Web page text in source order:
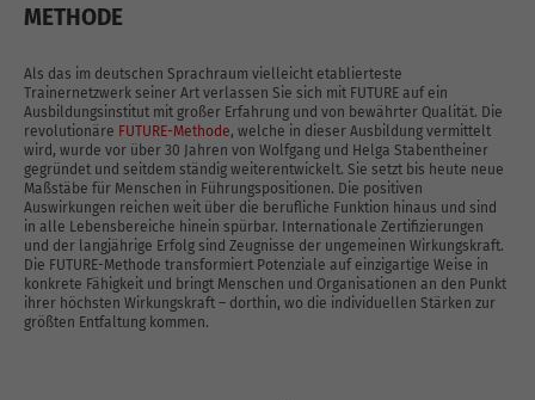
METHODE
Als das im deutschen Sprachraum vielleicht etablierteste
Trainernetzwerk seiner Art verlassen Sie sich mit FUTURE auf ein
Ausbildungsinstitut mit großer Erfahrung und von bewährter Qualität. Die
revolutionäre FUTURE-Methode, welche in dieser Ausbildung vermittelt
wird, wurde vor über 30 Jahren von Wolfgang und Helga Stabentheiner
gegründet und seitdem ständig weiterentwickelt. Sie setzt bis heute neue
Maßstäbe für Menschen in Führungspositionen. Die positiven
Auswirkungen reichen weit über die berufliche Funktion hinaus und sind
in alle Lebensbereiche hinein spürbar. Internationale Zertifizierungen
und der langjährige Erfolg sind Zeugnisse der ungemeinen Wirkungskraft.
Die FUTURE-Methode transformiert Potenziale auf einzigartige Weise in
konkrete Fähigkeit und bringt Menschen und Organisationen an den Punkt
ihrer höchsten Wirkungskraft – dorthin, wo die individuellen Stärken zur
größten Entfaltung kommen.